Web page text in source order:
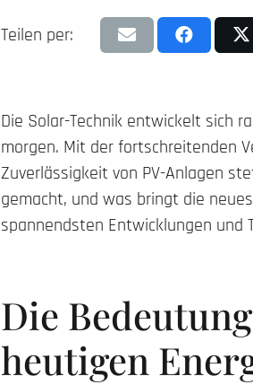
Teilen per:
Die Solar-Technik entwickelt sich
morgen. Mit der fortschreitenden
Zuverlässigkeit von PV-Anlagen
gemacht, und was bringt die
spannendsten Entwicklungen und
Die
heutigen